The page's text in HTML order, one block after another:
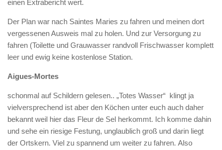
einen Extrabericht wert.
Der Plan war nach Saintes Maries zu fahren und meinen dort
vergessenen Ausweis mal zu holen. Und zur Versorgung zu
fahren (Toilette und Grauwasser randvoll Frischwasser komplett
leer und ewig keine kostenlose Station.
Aigues-Mortes
schonmal auf Schildern gelesen.. „Totes Wasser“ klingt ja
vielversprechend ist aber den Köchen unter euch auch daher
bekannt weil hier das Fleur de Sel herkommt. Ich komme dahin
und sehe ein riesige Festung, unglaublich groß und darin liegt
der Ortskern. Viel zu spannend um weiter zu fahren. Also